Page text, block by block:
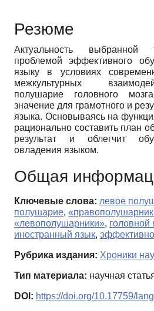
Резюме
Актуальность выбранной
проблемой эффективного
языку в условиях
межкультурных
полушарие головного
значение для грамотного и
языка. Основываясь на
рационально составить план
результат и облегчит
овладения языком.
Общая
Ключевые слова: левое
полушарие,
«левополушарники», головной
иностранный язык,
Рубрика издания: Хроники
Тип материала: научная
DOI: https://doi.org/10.17759/